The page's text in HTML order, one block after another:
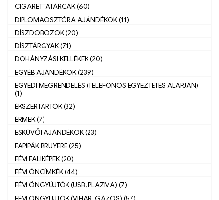
CIGARETTATÁRCÁK (60)
DIPLOMAOSZTÓRA AJÁNDÉKOK (11)
DÍSZDOBOZOK (20)
DÍSZTÁRGYAK (71)
DOHÁNYZÁSI KELLÉKEK (20)
EGYÉB AJÁNDÉKOK (239)
EGYEDI MEGRENDELÉS (TELEFONOS EGYEZTETÉS ALAPJÁN)
(1)
ÉKSZERTARTÓK (32)
ÉRMEK (7)
ESKÜVŐI AJÁNDÉKOK (23)
FAPIPÁK BRUYERE (25)
FÉM FALIKÉPEK (20)
FÉM ÓNCÍMKÉK (44)
FÉM ÖNGYÚJTÓK (USB, PLAZMA) (7)
FÉM ÖNGYÚJTÓK (VIHAR, GÁZOS) (57)